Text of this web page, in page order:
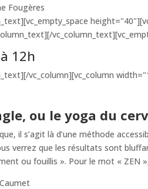
Fougères
12h
vc_column][vc_column
ou le yoga du
il s’agit là d’une méthode
verrez que les résultats sont
ou fouillis ». Pour le mot « ZEN